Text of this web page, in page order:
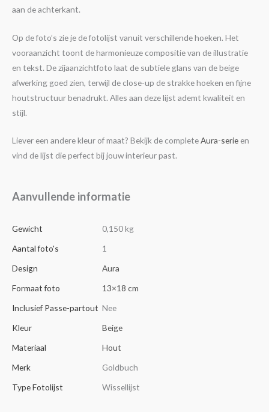
aan de achterkant.
Op de foto’s zie je de fotolijst vanuit verschillende hoeken. Het
vooraanzicht toont de harmonieuze compositie van de illustratie
en tekst. De zijaanzichtfoto laat de subtiele glans van de beige
afwerking goed zien, terwijl de close-up de strakke hoeken en fijne
houtstructuur benadrukt. Alles aan deze lijst ademt kwaliteit en
stijl.
Liever een andere kleur of maat? Bekijk de completeAura-serie en
vind de lijst die perfect bij jouw interieur past.
Aanvullende informatie
Gewicht
0,150 kg
Aantal foto's
1
Design
Aura
Formaat foto
13×18 cm
Inclusief Passe-partout Nee
Kleur
Beige
Materiaal
Hout
Merk
Goldbuch
Type Fotolijst
Wissellijst